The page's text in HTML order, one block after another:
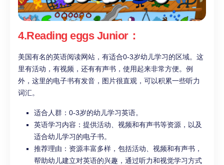
4.Reading eggs Junior：
美国有名的英语阅读网站，有适合0-3岁幼儿学习的区域。这
里有活动，有视频，还有有声书，使用起来非常方便。例
外，这里的电子书有发音，图片很直观，可以积累一些听力
词汇。
适合人群：0-3岁的幼儿学习英语。
英语学习内容：提供活动、视频和有声书等资源，以及
适合幼儿学习的电子书。
推荐理由：资源丰富多样，包括活动、视频和有声书，
帮助幼儿建立对英语的兴趣，通过听力和视觉学习方式